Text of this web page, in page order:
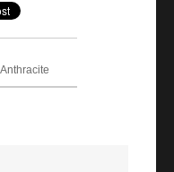
2012: les photos